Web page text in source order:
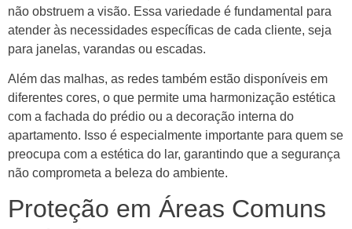
não obstruem a visão. Essa variedade é fundamental para
atender às necessidades específicas de cada cliente, seja
para janelas, varandas ou escadas.
Além das malhas, as redes também estão disponíveis em
diferentes cores, o que permite uma harmonização estética
com a fachada do prédio ou a decoração interna do
apartamento. Isso é especialmente importante para quem se
preocupa com a estética do lar, garantindo que a segurança
não comprometa a beleza do ambiente.
Proteção em Áreas Comuns